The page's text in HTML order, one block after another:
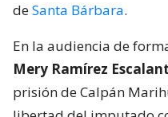
deSanta Bárbara.
En la audiencia de
Mery Ramírez
prisión de Calpán